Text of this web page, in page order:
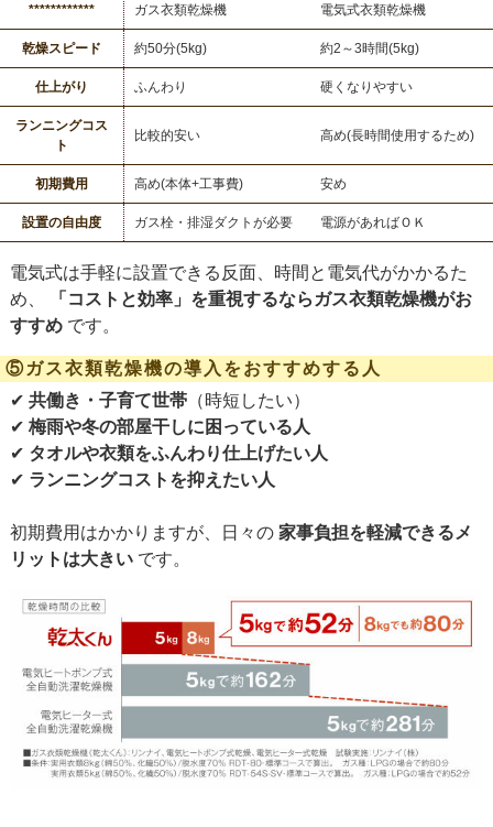
************ ガス衣類乾燥機 電気式衣類乾燥機
乾燥スピード 約50分(5kg) 約2～3時間(5kg)
仕上がり ふんわり 硬くなりやすい
ランニングコス
ト
比較的安い 高め(長時間使用するため)
初期費用 高め(本体+工事費) 安め
設置の自由度 ガス栓・排湿ダクトが必要 電源があればＯＫ
電気式は手軽に設置できる反面、時間と電気代がかかるた
め、
「コストと効率」を重視するならガス衣類乾燥機がお
すすめです。
⑤ガス衣類乾燥機の導入をおすすめする人
✔ 共働き・子育て世帯（時短したい）
✔ 梅雨や冬の部屋干しに困っている人
✔ タオルや衣類をふんわり仕上げたい人
✔ ランニングコストを抑えたい人
初期費用はかかりますが、日々の 家事負担を軽減できるメ
リットは大きいです。